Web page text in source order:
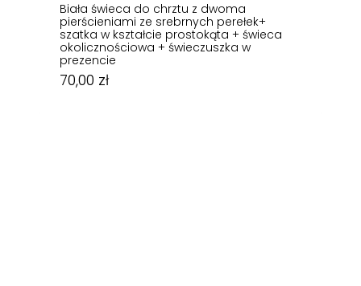
Biała świeca do chrztu z dwoma
pierścieniami ze srebrnych perełek+
szatka w kształcie prostokąta + świeca
okolicznościowa + świeczuszka w
prezencie
70,00 zł
70,00zł